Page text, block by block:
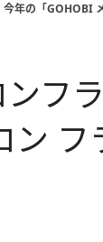
今年の「GOHOBI
フ
フ